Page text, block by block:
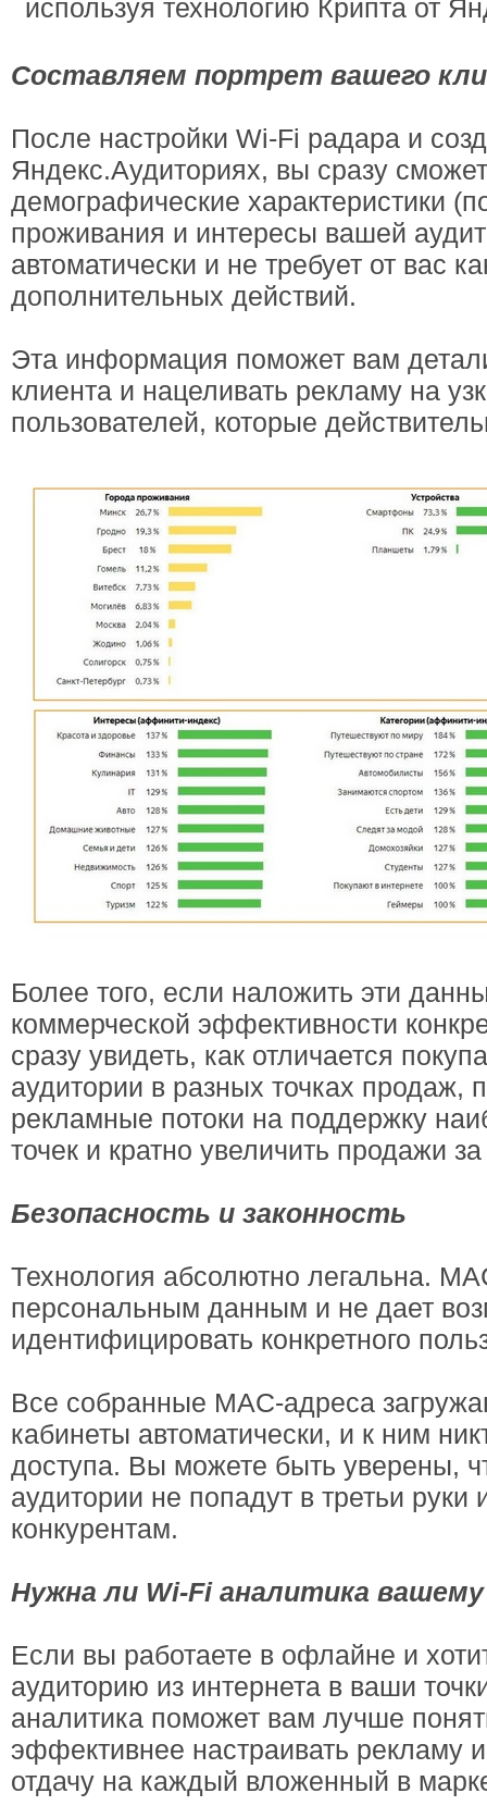
используя технологию Крипта от
Составляем портрет вашего
После настройки Wi-Fi радара и
Яндекс.Аудиториях, вы сразу
демографические характеристики
проживания и интересы вашей
автоматически и не требует от вас
дополнительных действий.
Эта информация поможет вам
клиента и нацеливать рекламу на
пользователей, которые
Более того, если наложить эти
коммерческой эффективности
сразу увидеть, как отличается
аудитории в разных точках продаж,
рекламные потоки на поддержку
точек и кратно увеличить продажи
Безопасность и законность
Технология абсолютно легальна.
персональным данным и не дает
идентифицировать конкретного
Все собранные MAC-адреса
кабинеты автоматически, и к ним
доступа. Вы можете быть уверены,
аудитории не попадут в третьи руки
конкурентам.
Нужна ли Wi-Fi аналитика вашему
Если вы работаете в офлайне и
аудиторию из интернета в ваши
аналитика поможет вам лучше
эффективнее настраивать рекламу
отдачу на каждый вложенный в